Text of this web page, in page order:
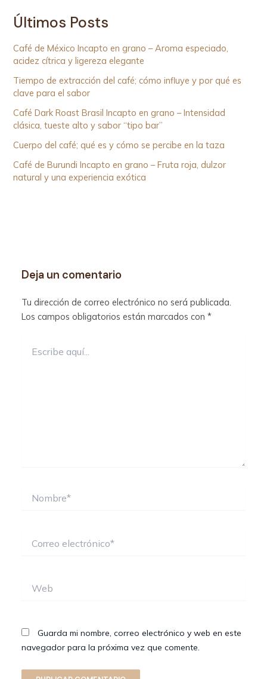
Últimos Posts
Café de México Incapto en grano – Aroma especiado,
acidez cítrica y ligereza elegante
Tiempo de extracción del café; cómo influye y por qué es
clave para el sabor
Café Dark Roast Brasil Incapto en grano – Intensidad
clásica, tueste alto y sabor “tipo bar”
Cuerpo del café; qué es y cómo se percibe en la taza
Café de Burundi Incapto en grano – Fruta roja, dulzor
natural y una experiencia exótica
Deja un comentario
Tu dirección de correo electrónico no será publicada.
Los campos obligatorios están marcados con*
aquí...
electrónico*
Guarda mi nombre, correo electrónico y web en este
navegador para la próxima vez que comente.